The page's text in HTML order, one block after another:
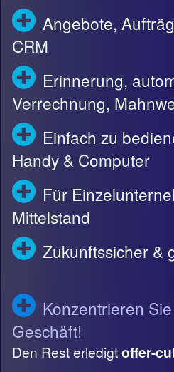
Angebote,
CRM
Erinnerung,
Verrechnung,
Einfach zu
Handy & Computer
Für
Mittelstand
Zukunftssicher &
Konzentrieren
Geschäft!
Den Rest erledigtoffer-